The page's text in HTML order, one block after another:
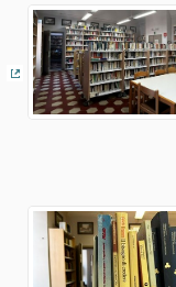
(External link)